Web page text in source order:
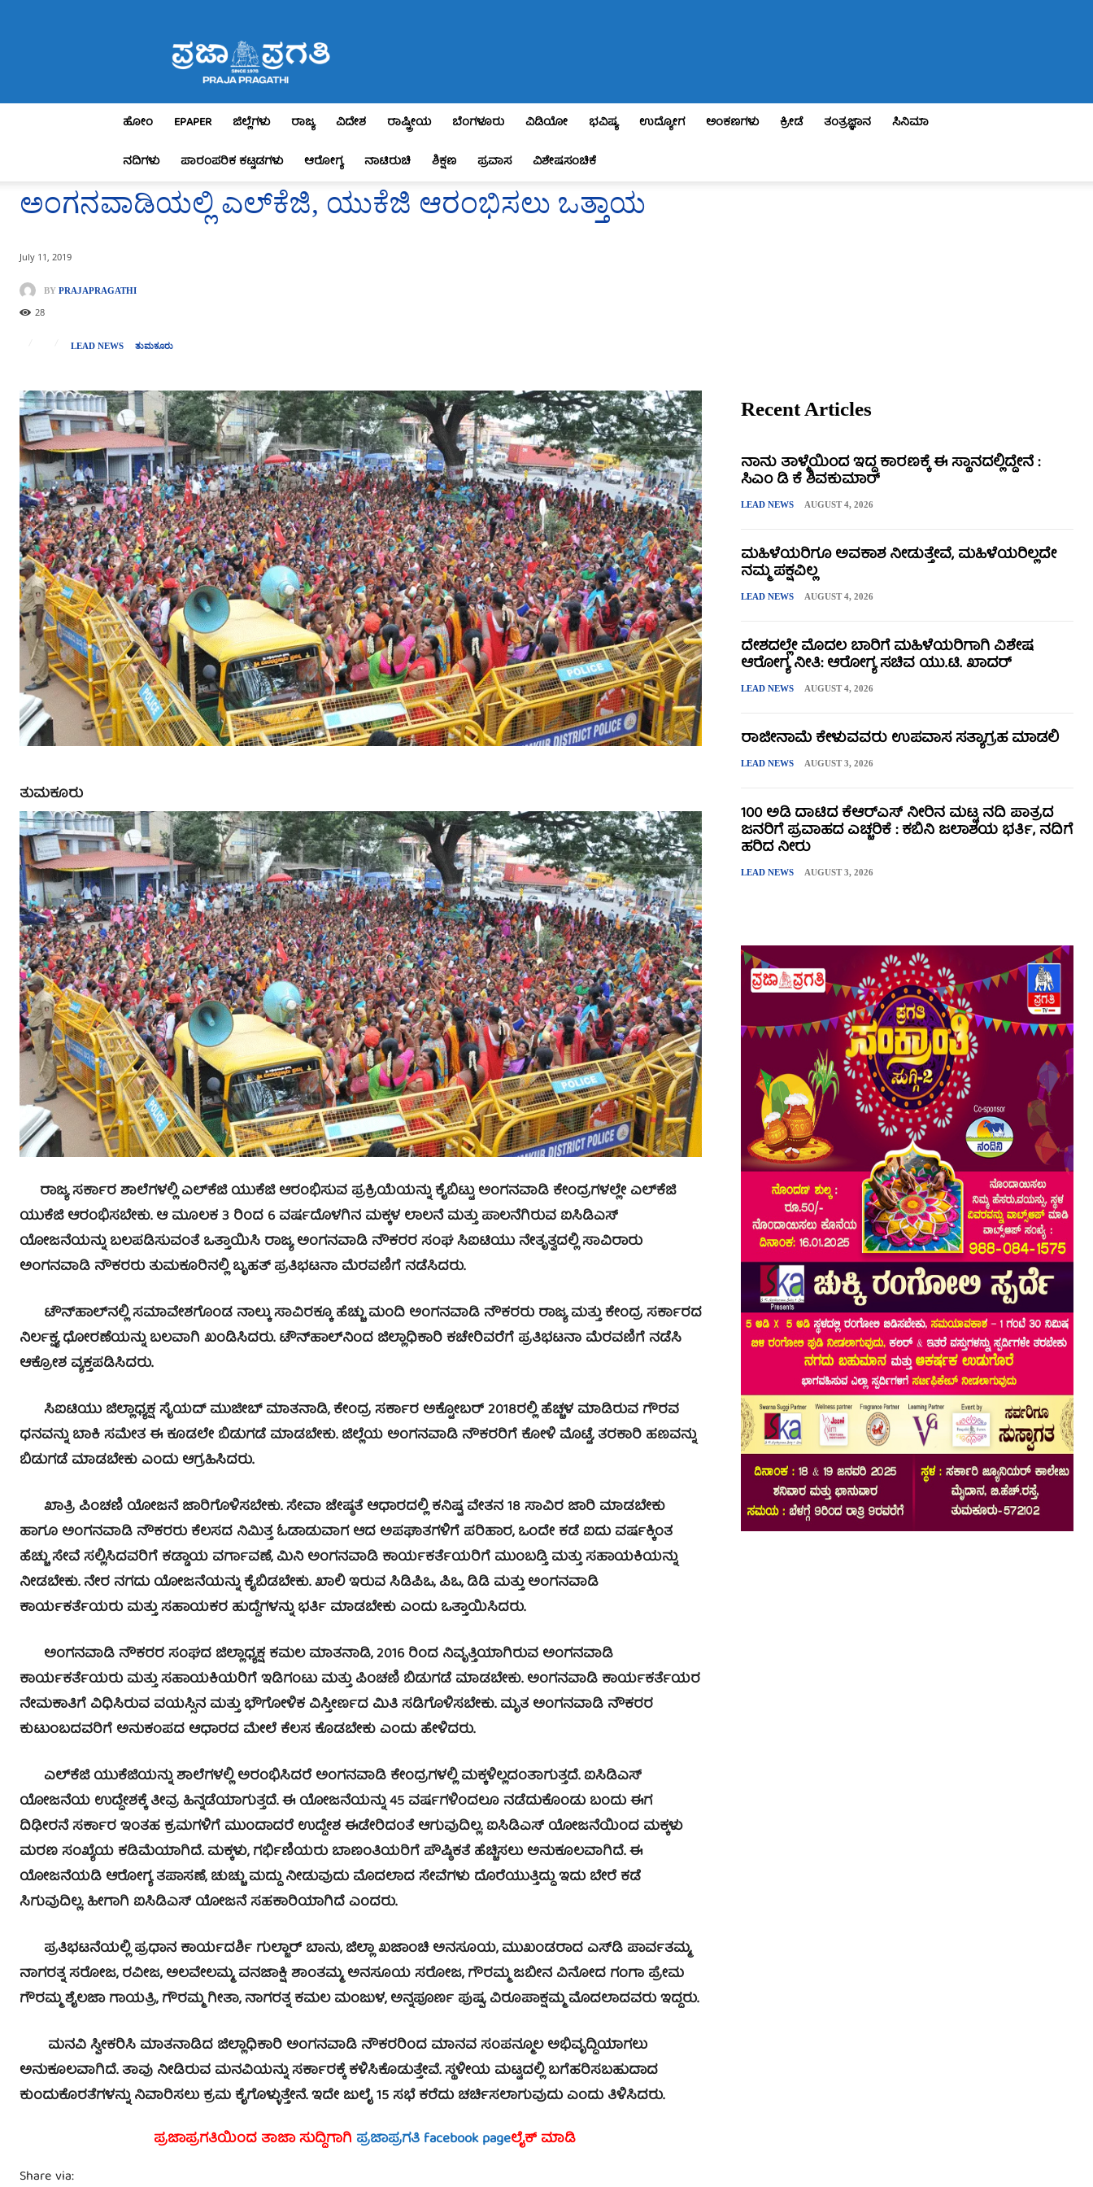
Pragathi
ಹೋಂ EPAPER ಜಿಲ್ಲೆಗಳು ರಾಜ್ಯ ವಿದೇಶ ರಾಷ್ಟ್ರೀಯ ಬೆಂಗಳೂರು ವಿಡಿಯೋ ಭವಿಷ್ಯ ಉದ್ಯೋಗ ಅಂಕಣಗಳು ಕ್ರೀಡೆ ತಂತ್ರಜ್ಞಾನ
ಸಿನಿಮಾ
ನದಿಗಳು
ಪಾರಂಪರಿಕ ಕಟ್ಟಡಗಳು ಆರೋಗ್ಯ ನಾಟಿರುಚಿ ಶಿಕ್ಷಣ ಪ್ರವಾಸ ವಿಶೇಷಸಂಚಿಕೆ
ಅಂಗನವಾಡಿಯಲ್ಲಿ ಎಲ್‍ಕೆಜಿ, ಯುಕೆಜಿ ಆರಂಭಿಸಲು ಒತ್ತಾಯ
July 11, 2019
BY PRAJAPRAGATHI
28
LEAD NEWS ತುಮಕೂರು
ತುಮಕೂರು
ರಾಜ್ಯ ಸರ್ಕಾರ ಶಾಲೆಗಳಲ್ಲಿ ಎಲ್‍ಕೆಜಿ ಯುಕೆಜಿ ಆರಂಭಿಸುವ ಪ್ರಕ್ರಿಯೆಯನ್ನು ಕೈಬಿಟ್ಟು ಅಂಗನವಾಡಿ ಕೇಂದ್ರಗಳಲ್ಲೇ ಎಲ್‍ಕೆಜಿ
ಯುಕೆಜಿ ಆರಂಭಿಸಬೇಕು. ಆ ಮೂಲಕ 3 ರಿಂದ 6 ವರ್ಷದೊಳಗಿನ ಮಕ್ಕಳ ಲಾಲನೆ ಮತ್ತು ಪಾಲನೆಗಿರುವ ಐಸಿಡಿಎಸ್
ಯೋಜನೆಯನ್ನು ಬಲಪಡಿಸುವಂತೆ ಒತ್ತಾಯಿಸಿ ರಾಜ್ಯ ಅಂಗನವಾಡಿ ನೌಕರರ ಸಂಘ ಸಿಐಟಿಯು ನೇತೃತ್ವದಲ್ಲಿ ಸಾವಿರಾರು
ಅಂಗನವಾಡಿ ನೌಕರರು ತುಮಕೂರಿನಲ್ಲಿ ಬೃಹತ್ ಪ್ರತಿಭಟನಾ ಮೆರವಣಿಗೆ ನಡೆಸಿದರು.
ಟೌನ್‍ಹಾಲ್‍ನಲ್ಲಿ ಸಮಾವೇಶಗೊಂಡ ನಾಲ್ಕು ಸಾವಿರಕ್ಕೂ ಹೆಚ್ಚು ಮಂದಿ ಅಂಗನವಾಡಿ ನೌಕರರು ರಾಜ್ಯ ಮತ್ತು ಕೇಂದ್ರ ಸರ್ಕಾರದ
ನಿರ್ಲಕ್ಷ್ಯ ಧೋರಣೆಯನ್ನು ಬಲವಾಗಿ ಖಂಡಿಸಿದರು. ಟೌನ್‍ಹಾಲ್‍ನಿಂದ ಜಿಲ್ಲಾಧಿಕಾರಿ ಕಚೇರಿವರೆಗೆ ಪ್ರತಿಭಟನಾ ಮೆರವಣಿಗೆ ನಡೆಸಿ
ಆಕ್ರೋಶ ವ್ಯಕ್ತಪಡಿಸಿದರು.
ಸಿಐಟಿಯು ಜಿಲ್ಲಾಧ್ಯಕ್ಷ ಸೈಯದ್ ಮುಜೀಬ್ ಮಾತನಾಡಿ, ಕೇಂದ್ರ ಸರ್ಕಾರ ಅಕ್ಟೋಬರ್ 2018ರಲ್ಲಿ ಹೆಚ್ಚಳ ಮಾಡಿರುವ ಗೌರವ
ಧನವನ್ನು ಬಾಕಿ ಸಮೇತ ಈ ಕೂಡಲೇ ಬಿಡುಗಡೆ ಮಾಡಬೇಕು. ಜಿಲ್ಲೆಯ ಅಂಗನವಾಡಿ ನೌಕರರಿಗೆ ಕೋಳಿ ಮೊಟ್ಟೆ, ತರಕಾರಿ ಹಣವನ್ನು
ಬಿಡುಗಡೆ ಮಾಡಬೇಕು ಎಂದು ಆಗ್ರಹಿಸಿದರು.
ಖಾತ್ರಿ ಪಿಂಚಣಿ ಯೋಜನೆ ಜಾರಿಗೊಳಿಸಬೇಕು. ಸೇವಾ ಜೇಷ್ಠತೆ ಆಧಾರದಲ್ಲಿ ಕನಿಷ್ಟ ವೇತನ 18 ಸಾವಿರ ಜಾರಿ ಮಾಡಬೇಕು
ಹಾಗೂ ಅಂಗನವಾಡಿ ನೌಕರರು ಕೆಲಸದ ನಿಮಿತ್ತ ಓಡಾಡುವಾಗ ಆದ ಅಪಘಾತಗಳಿಗೆ ಪರಿಹಾರ, ಒಂದೇ ಕಡೆ ಐದು ವರ್ಷಕ್ಕಿಂತ
ಹೆಚ್ಚು ಸೇವೆ ಸಲ್ಲಿಸಿದವರಿಗೆ ಕಡ್ಡಾಯ ವರ್ಗಾವಣೆ, ಮಿನಿ ಅಂಗನವಾಡಿ ಕಾರ್ಯಕರ್ತೆಯರಿಗೆ ಮುಂಬಡ್ತಿ ಮತ್ತು ಸಹಾಯಕಿಯನ್ನು
ನೀಡಬೇಕು. ನೇರ ನಗದು ಯೋಜನೆಯನ್ನು ಕೈಬಿಡಬೇಕು. ಖಾಲಿ ಇರುವ ಸಿಡಿಪಿಒ, ಪಿಒ, ಡಿಡಿ ಮತ್ತು ಅಂಗನವಾಡಿ
ಕಾರ್ಯಕರ್ತೆಯರು ಮತ್ತು ಸಹಾಯಕರ ಹುದ್ದೆಗಳನ್ನು ಭರ್ತಿ ಮಾಡಬೇಕು ಎಂದು ಒತ್ತಾಯಿಸಿದರು.
ಅಂಗನವಾಡಿ ನೌಕರರ ಸಂಘದ ಜಿಲ್ಲಾಧ್ಯಕ್ಷ ಕಮಲ ಮಾತನಾಡಿ, 2016 ರಿಂದ ನಿವೃತ್ತಿಯಾಗಿರುವ ಅಂಗನವಾಡಿ
ಕಾರ್ಯಕರ್ತೆಯರು ಮತ್ತು ಸಹಾಯಕಿಯರಿಗೆ ಇಡಿಗಂಟು ಮತ್ತು ಪಿಂಚಣಿ ಬಿಡುಗಡೆ ಮಾಡಬೇಕು. ಅಂಗನವಾಡಿ ಕಾರ್ಯಕರ್ತೆಯರ
ನೇಮಕಾತಿಗೆ ವಿಧಿಸಿರುವ ವಯಸ್ಸಿನ ಮತ್ತು ಭೌಗೋಳಿಕ ವಿಸ್ತೀರ್ಣದ ಮಿತಿ ಸಡಿಗೊಳಿಸಬೇಕು. ಮೃತ ಅಂಗನವಾಡಿ ನೌಕರರ
ಕುಟುಂಬದವರಿಗೆ ಅನುಕಂಪದ ಆಧಾರದ ಮೇಲೆ ಕೆಲಸ ಕೊಡಬೇಕು ಎಂದು ಹೇಳಿದರು.
ಎಲ್‍ಕೆಜಿ ಯುಕೆಜಿಯನ್ನು ಶಾಲೆಗಳಲ್ಲಿ ಅರಂಭಿಸಿದರೆ ಅಂಗನವಾಡಿ ಕೇಂದ್ರಗಳಲ್ಲಿ ಮಕ್ಕಳಿಲ್ಲದಂತಾಗುತ್ತದೆ. ಐಸಿಡಿಎಸ್
ಯೋಜನೆಯ ಉದ್ದೇಶಕ್ಕೆ ತೀವ್ರ ಹಿನ್ನಡೆಯಾಗುತ್ತದೆ. ಈ ಯೋಜನೆಯನ್ನು 45 ವರ್ಷಗಳಿಂದಲೂ ನಡೆದುಕೊಂಡು ಬಂದು ಈಗ
ದಿಢೀರನೆ ಸರ್ಕಾರ ಇಂತಹ ಕ್ರಮಗಳಿಗೆ ಮುಂದಾದರೆ ಉದ್ದೇಶ ಈಡೇರಿದಂತೆ ಆಗುವುದಿಲ್ಲ. ಐಸಿಡಿಎಸ್ ಯೋಜನೆಯಿಂದ ಮಕ್ಕಳು
ಮರಣ ಸಂಖ್ಯೆಯ ಕಡಿಮೆಯಾಗಿದೆ. ಮಕ್ಕಳು, ಗರ್ಭಿಣಿಯರು ಬಾಣಂತಿಯರಿಗೆ ಪೌಷ್ಠಿಕತೆ ಹೆಚ್ಚಿಸಲು ಅನುಕೂಲವಾಗಿದೆ. ಈ
ಯೋಜನೆಯಡಿ ಆರೋಗ್ಯ ತಪಾಸಣೆ, ಚುಚ್ಚು ಮದ್ದು ನೀಡುವುದು ಮೊದಲಾದ ಸೇವೆಗಳು ದೊರೆಯುತ್ತಿದ್ದು ಇದು ಬೇರೆ ಕಡೆ
ಸಿಗುವುದಿಲ್ಲ. ಹೀಗಾಗಿ ಐಸಿಡಿಎಸ್ ಯೋಜನೆ ಸಹಕಾರಿಯಾಗಿದೆ ಎಂದರು.
ಪ್ರತಿಭಟನೆಯಲ್ಲಿ ಪ್ರಧಾನ ಕಾರ್ಯದರ್ಶಿ ಗುಲ್ಜಾರ್ ಬಾನು, ಜಿಲ್ಲಾ ಖಜಾಂಚಿ ಅನಸೂಯ, ಮುಖಂಡರಾದ ಎಸ್‍ಡಿ ಪಾರ್ವತಮ್ಮ,
ನಾಗರತ್ನ ಸರೋಜ, ರವೀಜ, ಅಲವೇಲಮ್ಮ, ವನಜಾಕ್ಷಿ ಶಾಂತಮ್ಮ, ಅನಸೂಯ ಸರೋಜ, ಗೌರಮ್ಮ ಜಬೀನ ವಿನೋದ ಗಂಗಾ ಪ್ರೇಮ
ಗೌರಮ್ಮ ಶೈಲಜಾ ಗಾಯತ್ರಿ, ಗೌರಮ್ಮ ಗೀತಾ, ನಾಗರತ್ನ ಕಮಲ ಮಂಜುಳ, ಅನ್ನಪೂರ್ಣ ಪುಷ್ಪ, ವಿರೂಪಾಕ್ಷಮ್ಮ ಮೊದಲಾದವರು ಇದ್ದರು.
ಮನವಿ ಸ್ವೀಕರಿಸಿ ಮಾತನಾಡಿದ ಜಿಲ್ಲಾಧಿಕಾರಿ ಅಂಗನವಾಡಿ ನೌಕರರಿಂದ ಮಾನವ ಸಂಪನ್ಮೂಲ ಅಭಿವೃದ್ಧಿಯಾಗಲು
ಅನುಕೂಲವಾಗಿದೆ. ತಾವು ನೀಡಿರುವ ಮನವಿಯನ್ನು ಸರ್ಕಾರಕ್ಕೆ ಕಳಿಸಿಕೊಡುತ್ತೇವೆ. ಸ್ಥಳೀಯ ಮಟ್ಟದಲ್ಲಿ ಬಗೆಹರಿಸಬಹುದಾದ
ಕುಂದುಕೊರತೆಗಳನ್ನು ನಿವಾರಿಸಲು ಕ್ರಮ ಕೈಗೊಳ್ಳುತ್ತೇನೆ. ಇದೇ ಜುಲೈ 15 ಸಭೆ ಕರೆದು ಚರ್ಚಿಸಲಾಗುವುದು ಎಂದು ತಿಳಿಸಿದರು.
ಪ್ರಜಾಪ್ರಗತಿಯಿಂದ ತಾಜಾ ಸುದ್ದಿಗಾಗಿ ಪ್ರಜಾಪ್ರಗತಿ facebook pageಲೈಕ್ ಮಾಡಿ
Share via:
Recent Articles
ನಾನು ತಾಳ್ಮೆಯಿಂದ ಇದ್ದ ಕಾರಣಕ್ಕೆ ಈ ಸ್ಥಾನದಲ್ಲಿದ್ದೇನೆ :
ಸಿಎಂ ಡಿ ಕೆ ಶಿವಕುಮಾರ್
LEAD NEWS AUGUST 4, 2026
ಮಹಿಳೆಯರಿಗೂ ಅವಕಾಶ ನೀಡುತ್ತೇವೆ, ಮಹಿಳೆಯರಿಲ್ಲದೇ
ನಮ್ಮ ಪಕ್ಷವಿಲ್ಲ
LEAD NEWS AUGUST 4, 2026
ದೇಶದಲ್ಲೇ ಮೊದಲ ಬಾರಿಗೆ ಮಹಿಳೆಯರಿಗಾಗಿ ವಿಶೇಷ
ಆರೋಗ್ಯ ನೀತಿ: ಆರೋಗ್ಯ ಸಚಿವ ಯು.ಟಿ. ಖಾದರ್
LEAD NEWS AUGUST 4, 2026
ರಾಜೀನಾಮೆ ಕೇಳುವವರು ಉಪವಾಸ ಸತ್ಯಾಗ್ರಹ ಮಾಡಲಿ
LEAD NEWS AUGUST 3, 2026
100 ಅಡಿ ದಾಟಿದ ಕೆಆರ್‌ಎಸ್ ನೀರಿನ ಮಟ್ಟ ನದಿ ಪಾತ್ರದ
ಜನರಿಗೆ ಪ್ರವಾಹದ ಎಚ್ಚರಿಕೆ : ಕಬಿನಿ ಜಲಾಶಯ ಭರ್ತಿ, ನದಿಗೆ
ಹರಿದ ನೀರು
LEAD NEWS AUGUST 3, 2026